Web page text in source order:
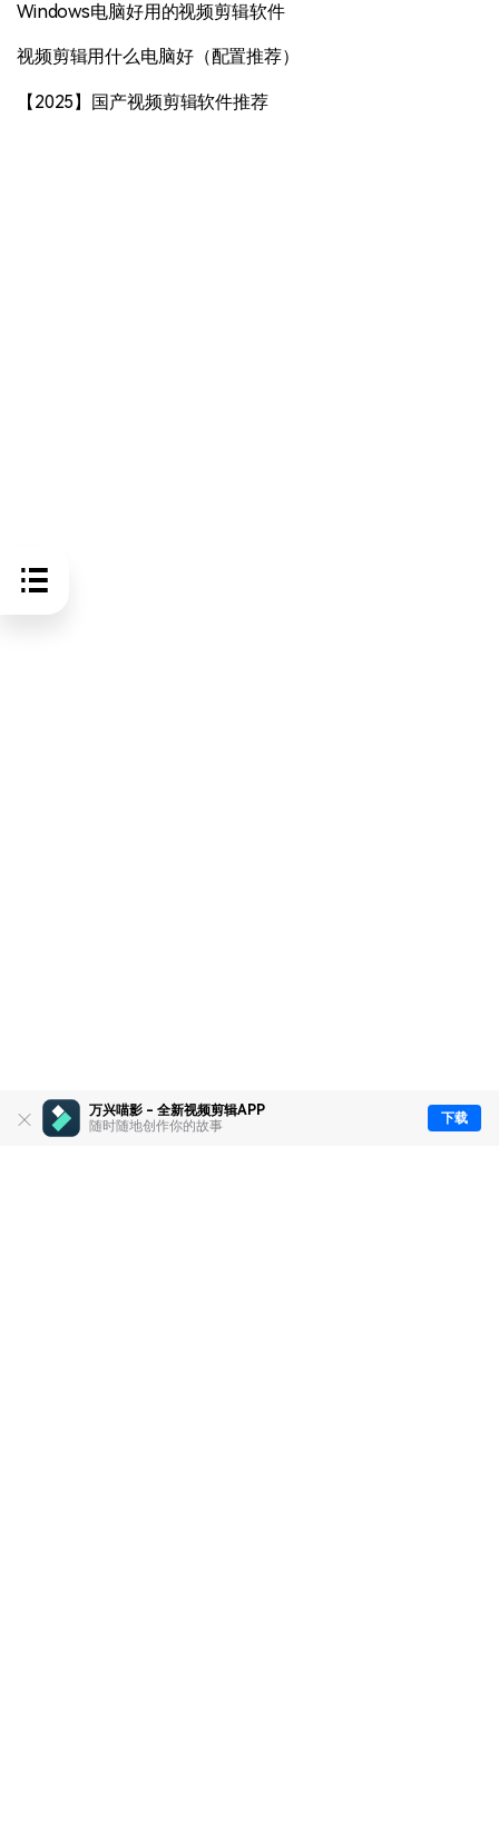
万兴喵影 - 全新视频剪辑APP
随时随地创作你的故事
下载
Windows电脑好用的视频剪辑软件
视频剪辑用什么电脑好（配置推荐）
【2025】国产视频剪辑软件推荐